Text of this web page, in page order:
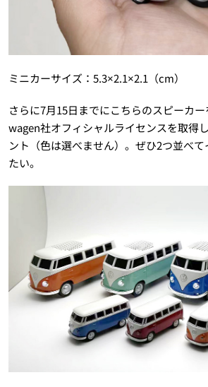
ミニカーサイズ：5.3×2.1×2.1（cm）
さらに7月15日までにこちらのスピーカ
wagen社オフィシャルライセンスを取得
ント（色は選べません）。ぜひ2つ並べ
たい。